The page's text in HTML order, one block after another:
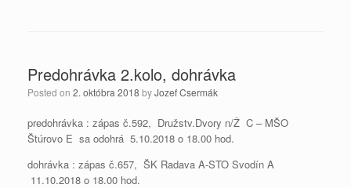
Predohrávka 2.kolo, dohrávka
Posted on 2. októbra 2018 byJozef Csermák
predohrávka : zápas č.592, Družstv.Dvory n/Ž C – MŠO
Štúrovo E sa odohrá 5.10.2018 o 18.00 hod.
dohrávka : zápas č.657, ŠK Radava A-STO Svodín A
11.10.2018 o 18.00 hod.